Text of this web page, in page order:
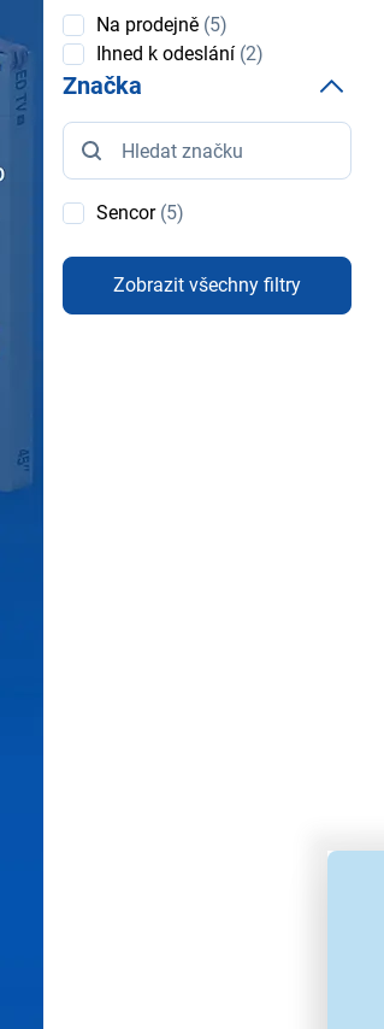
Dostupnost
Na prodejně (5)
Ihned k odeslání (2)
Značka
Značka
Sencor(5)
Zobrazit všechny filtry